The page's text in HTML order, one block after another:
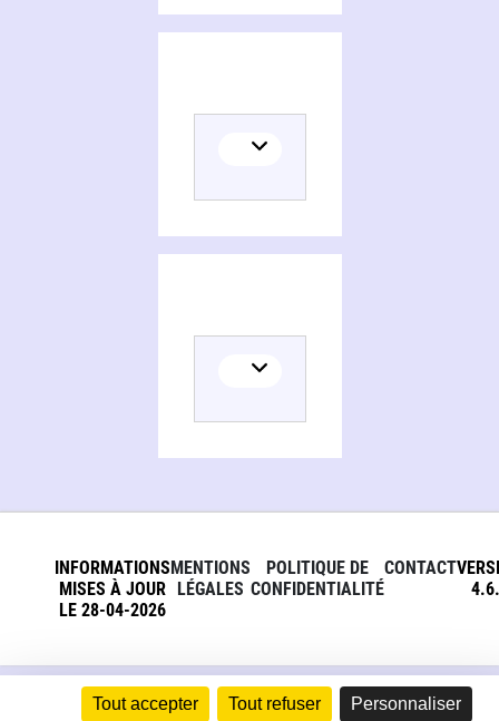
Tout accepter Tout refuser Personnaliser
INFORMATIONS
MISES À JOUR
LE 28-04-2026
MENTIONS
LÉGALES
POLITIQUE DE
CONFIDENTIALITÉ
CONTACT